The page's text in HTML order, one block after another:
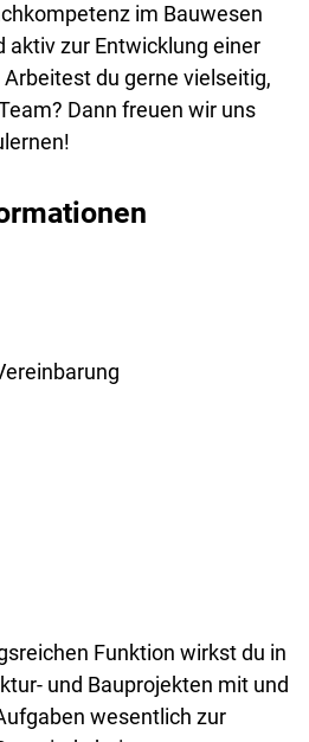
im Bauwesen
aktiv zur Entwicklung einer
du gerne vielseitig,
Dann freuen wir uns
Funktion wirkst du in
und Bauprojekten mit und
wesentlich zur